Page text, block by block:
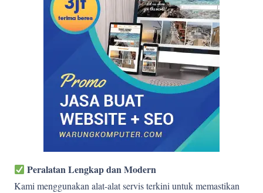
Peralatan Lengkap dan Modern
Kami menggunakan alat-alat servis terkini untuk memastikan